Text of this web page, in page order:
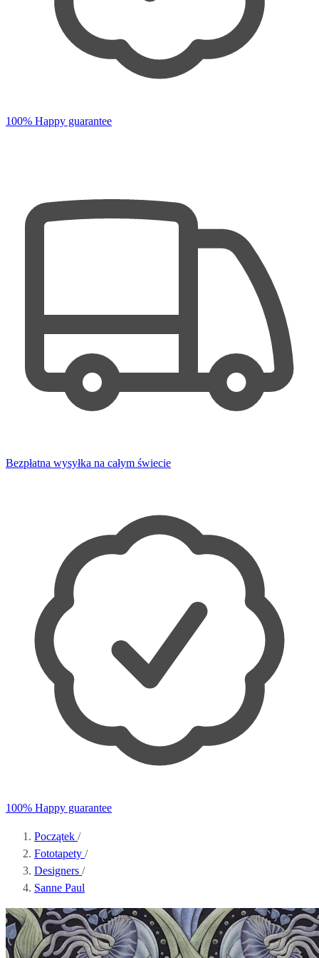
100% Happy guarantee
Bezpłatna wysyłka na całym świecie
100% Happy guarantee
Początek /
Fototapety /
Designers /
Sanne Paul